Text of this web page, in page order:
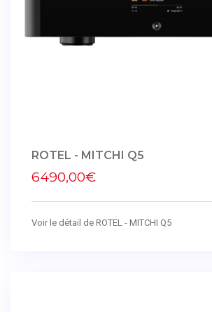
ROTEL - MITCHI Q5
6490,00€
Voir le détail de ROTEL - MITCHI Q5